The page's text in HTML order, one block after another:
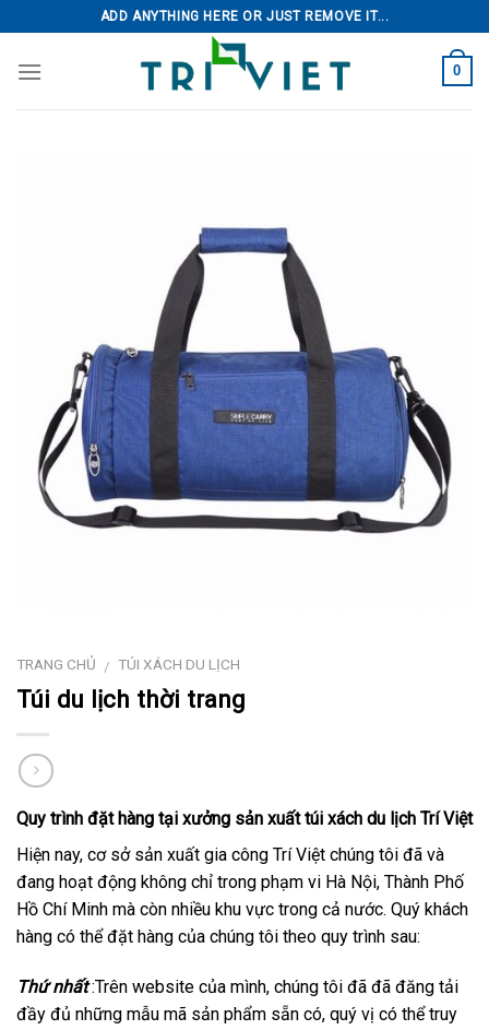
content
ADD ANYTHING HERE OR JUST REMOVE IT...
0
TRANG CHỦ / TÚI XÁCH DU LỊCH
Túi du lịch thời trang
Quy trình đặt hàng tại xưởng sản xuất túi xách du lịch Trí Việt
Hiện nay, cơ sở sản xuất gia công Trí Việt chúng tôi đã và
đang hoạt động không chỉ trong phạm vi Hà Nội, Thành Phố
Hồ Chí Minh mà còn nhiều khu vực trong cả nước. Quý khách
hàng có thể đặt hàng của chúng tôi theo quy trình sau:
Thứ nhất:Trên website của mình, chúng tôi đã đã đăng tải
đầy đủ những mẫu mã sản phẩm sẵn có, quý vị có thể truy